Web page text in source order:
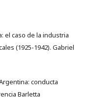
el caso de la industria
(1925-1942). Gabriel
conducta
Barletta